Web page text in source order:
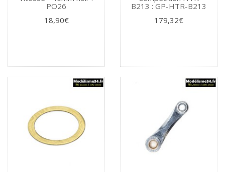
PO26
18,90€
B213 : GP-HTR-B213
179,32€